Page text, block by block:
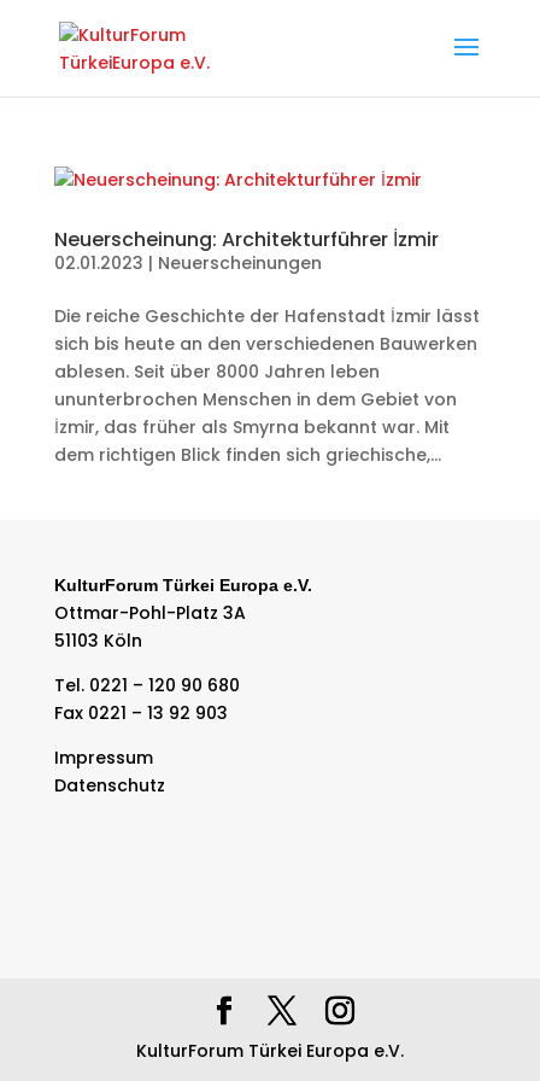
Neuerscheinung: Architekturführer İzmir
02.01.2023 | Neuerscheinungen
Die reiche Geschichte der Hafenstadt İzmir lässt
sich bis heute an den verschiedenen Bauwerken
ablesen. Seit über 8000 Jahren leben
ununterbrochen Menschen in dem Gebiet von
İzmir, das früher als Smyrna bekannt war. Mit
dem richtigen Blick finden sich griechische,...
KulturForum Türkei Europa e.V.
Ottmar-Pohl-Platz 3A
51103 Köln
Tel. 0221 – 120 90 680
Fax 0221 – 13 92 903
Impressum
Datenschutz
KulturForum Türkei Europa e.V.